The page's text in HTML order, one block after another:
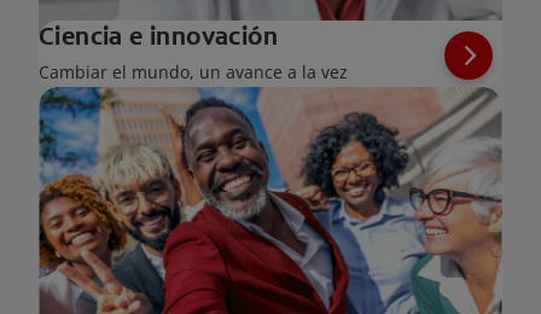
Ciencia e innovación
Cambiar el mundo, un avance a la vez